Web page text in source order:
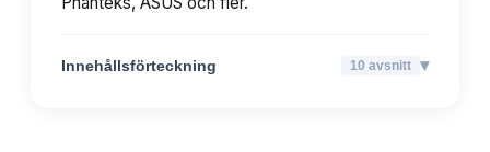
Innehållsförteckning 10 avsnitt ▾